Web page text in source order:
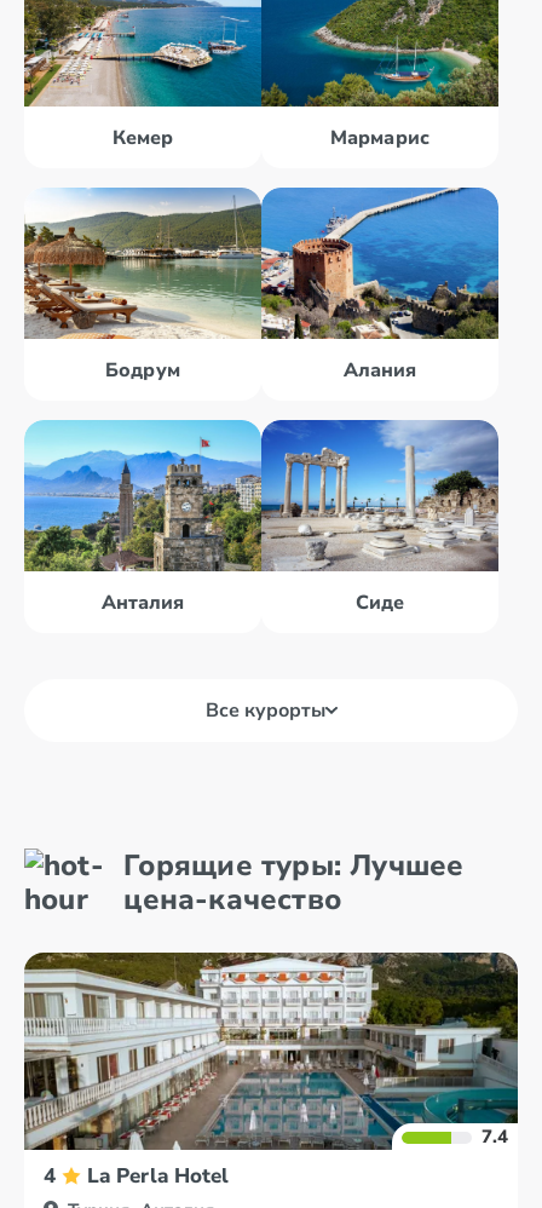
Кемер Мармарис
Бодрум Алания
Анталия Сиде
Все курорты
Анталия Бодрум
Горящие туры: Лучшее
цена-качество
7.4
4 La Perla Hotel